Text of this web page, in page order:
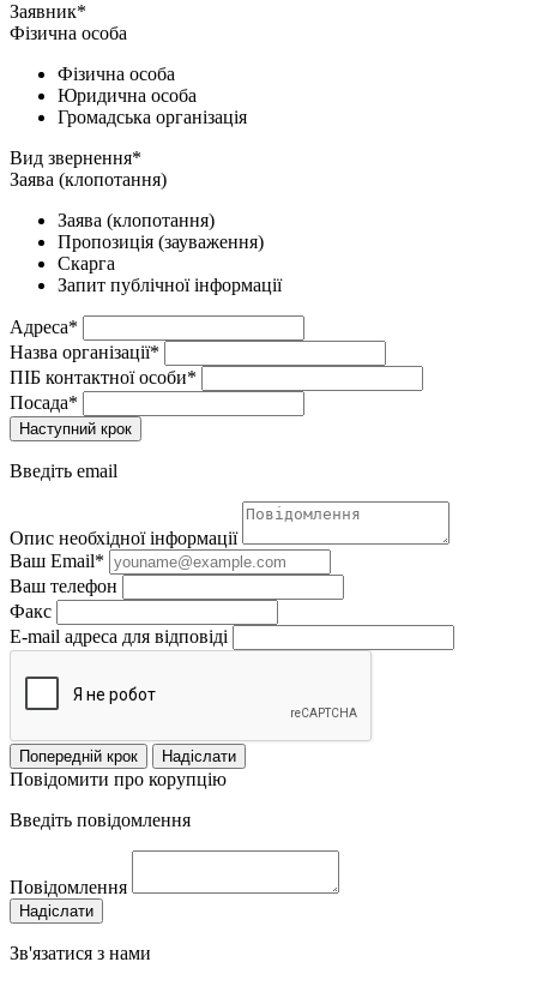
Заявник*
Фізична особа
Фізична особа
Юридична особа
Громадська організація
Вид звернення*
Заява (клопотання)
Заява (клопотання)
Пропозиція (зауваження)
Скарга
Запит публічної інформації
Адреса*
Назва організації*
ПІБ контактної особи*
Посада*
Наступний крок
Введіть email
Опис необхідної інформації
Ваш Email*
Ваш телефон
Факс
E-mail адреса для відповіді
Попередній крок Надіслати
Повідомити про корупцію
Введіть повідомлення
Повідомлення
Надіслати
Зв'язатися з нами